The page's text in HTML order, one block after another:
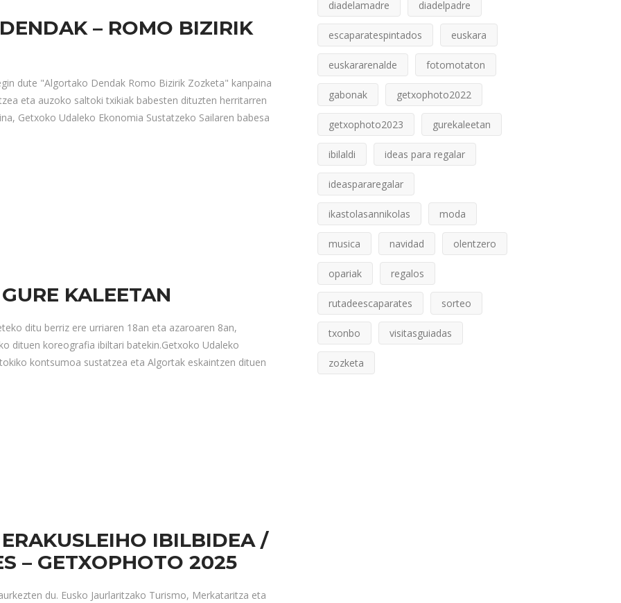
– ROMO BIZIRIK
dute "Algortako Dendak Romo Bizirik Zozketa" kanpaina
eta auzoko saltoki txikiak babesten dituzten herritarren
Getxoko Udaleko Ekonomia Sustatzeko Sailaren babesa
KALEETAN
ditu berriz ere urriaren 18an eta azaroaren 8an,
dituen koreografia ibiltari batekin.Getxoko Udaleko
kontsumoa sustatzea eta Algortak eskaintzen dituen
IBILBIDEA /
– GETXOPHOTO 2025
du. Eusko Jaurlaritzako Turismo, Merkataritza eta
diadelamadre diadelpadre
escaparatespintados euskara
euskararenalde fotomotaton
gabonak getxophoto2022
getxophoto2023 gurekaleetan
ibilaldi ideas para regalar
ideaspararegalar
ikastolasannikolas moda
musica navidad olentzero
opariak regalos
rutadeescaparates sorteo
txonbo visitasguiadas
zozketa